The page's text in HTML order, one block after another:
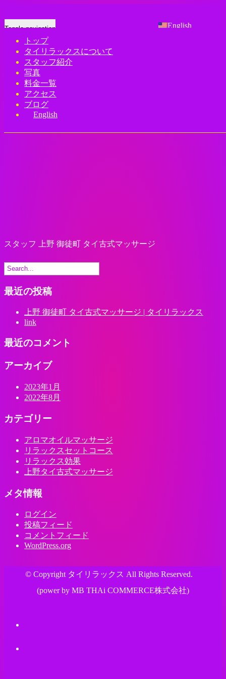
English
Toggle navigation
トップ
タイリラックスについて
スタッフ紹介
写真
料金一覧
アクセス
ブログ
English
Home -スタッ…
スタッフ 上野 御徒町 タイ古式マッサージ
最近の投稿
上野 御徒町 タイ古式マッサージ | タイリラックス
link
最近のコメント
アーカイブ
2023年1月
2022年8月
カテゴリー
アロマオイルマッサージ
リラックスセットコース
リラックス効果
上野タイ古式マッサージ
メタ情報
ログイン
投稿フィード
コメントフィード
WordPress.org
© Copyright タイリラックス All Rights Reserved.
(power by MB THAi COMMERCE株式会社)